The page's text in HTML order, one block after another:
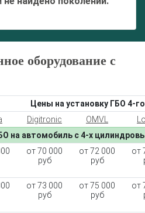
оборудование с
Цены на установку ГБО 4-
Digitronic OMVL
на автомобиль с 4-х
от 70 000
руб
от 72 000
руб
от
от 73 000
руб
от 75 000
руб
от